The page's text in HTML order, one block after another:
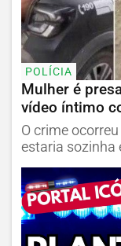
POLÍCIA
Mulher é
vídeo íntimo
O crime
estaria sozinha